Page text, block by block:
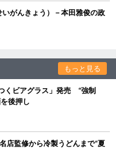
がんきょう）－本田雅俊の政
もっと見る
くビアグラス」発売 “強制
後押し
店監修から冷製うどんまで“夏